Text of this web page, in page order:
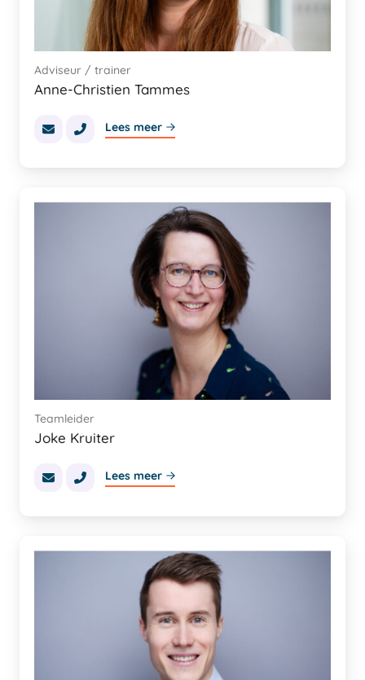
Anne-Christien Tammes
Adviseur / trainer
Lees meer
Joke Kruiter
Teamleider
Lees meer